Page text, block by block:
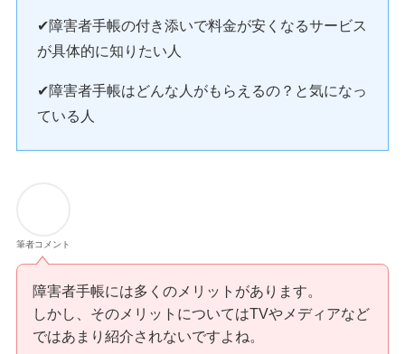
✔障害者手帳の付き添いで料金が安くなるサービス
が具体的に知りたい人
✔障害者手帳はどんな人がもらえるの？と気になっ
ている人
筆者コメント
障害者手帳には多くのメリットがあります。
しかし、そのメリットについてはTVやメディアなど
ではあまり紹介されないですよね。